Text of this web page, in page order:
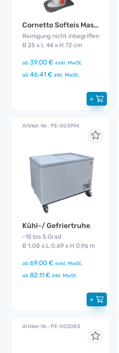
Cornetto Softeis Maschine
Reinigung nicht inbegriffen
B 25 x L 44 x H 72 cm
ab 39,00 € exkl. MwSt.
ab 46,41 € inkl. MwSt.
+
Artikel-Nr.: PE-003994
Kühl-/ Gefriertruhe
-15 bis 5 Grad
B 1,08 x L 0,69 x H 0,96 m
ab 69,00 € exkl. MwSt.
ab 82,11 € inkl. MwSt.
+
Artikel-Nr.: PE-002083